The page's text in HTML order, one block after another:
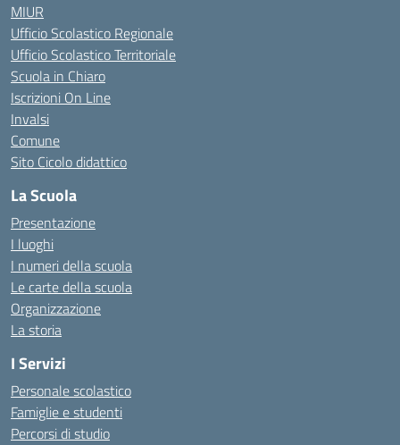
MIUR
Ufficio Scolastico Regionale
Ufficio Scolastico Territoriale
Scuola in Chiaro
Iscrizioni On Line
Invalsi
Comune
Sito Cicolo didattico
La Scuola
Presentazione
I luoghi
I numeri della scuola
Le carte della scuola
Organizzazione
La storia
I Servizi
Personale scolastico
Famiglie e studenti
Percorsi di studio